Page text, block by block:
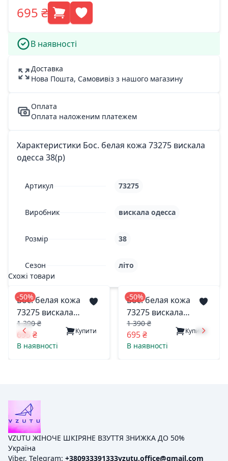
695 ₴
В наявності
Доставка
Нова Пошта, Самовивіз з нашого магазину
Оплата
Оплата наложеним платежем
Характеристики Бос. белая кожа 73275 вискала
одесса 38(р)
Артикул 73275
Виробник вискала одесса
Розмір 38
Сезон
літо
Схожі товари
-50%
Бос. белая кожа
73275 вискала
одесса 39(р)
1 390 ₴
695 ₴ Купити
В наявності
-50%
Бос. белая кожа
73275 вискала
одесса 37(р)
1 390 ₴
695 ₴ Купити
В наявності
VZUTU ЖІНОЧЕ ШКІРЯНЕ ВЗУТТЯ ЗНИЖКА ДО 50%
Україна
Viber, Telegram: +380933391333vzutu.office@gmail.com